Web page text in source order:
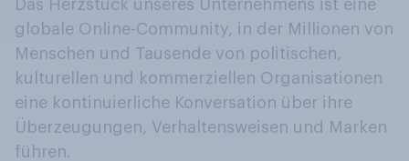
Das Herzstück unseres Unternehmens ist eine
globale Online-Community, in der Millionen von
Menschen und Tausende von politischen,
kulturellen und kommerziellen Organisationen
eine kontinuierliche Konversation über ihre
Überzeugungen, Verhaltensweisen und Marken
führen.